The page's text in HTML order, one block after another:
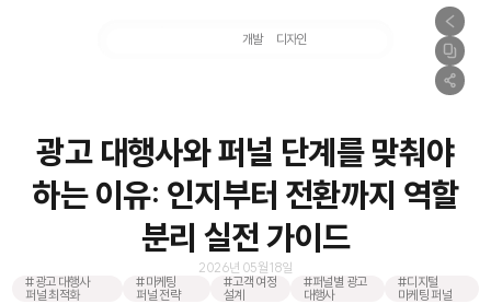
개발 디자인
광고 대행사와 퍼널 단계를 맞춰야
하는 이유: 인지부터 전환까지 역할
분리 실전 가이드
2026년 05월 18일
#광고 대행사
퍼널 최적화
#마케팅
퍼널 전략
#고객 여정
설계
#퍼널별 광고
대행사
#디지털
마케팅 퍼널